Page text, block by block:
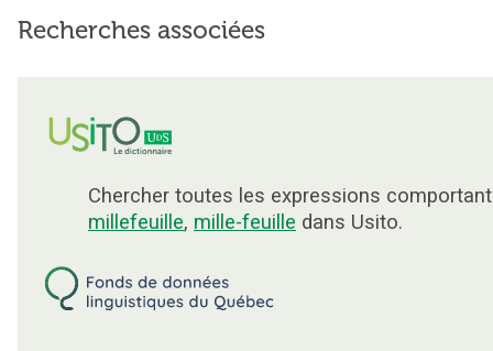
Recherches associées
Chercher toutes les expressions
millefeuille, mille-feuille dans Usito.